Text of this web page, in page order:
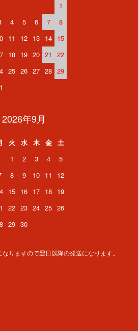
1
4 5 6 7
8
11 12 13 14 15
18 19 20 21
22
25 26 27 28 29
2026年9月
火 水 木 金
土
1
2 3 4
5
8 9 10 11
12
15 16 17 18 19
22 23 24 25 26
29 30
りますので翌日以降の発送になります。